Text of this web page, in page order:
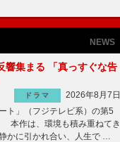
NEWS
響集まる 「真っすぐな告
ドラマ
2026年8月7日
ト」（フジテレビ系）の第5
本作は、環境も積み重ねてき
かに引かれ合い、人生で …